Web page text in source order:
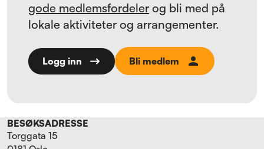
gode medlemsfordeler og bli med på
lokale aktiviteter og arrangementer.
Logg inn Bli medlem
BESØKSADRESSE
Torggata 15